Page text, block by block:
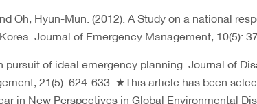
Oh, Hyun-Mun. (2012). A Study on a national
Journal of Emergency Management, 10(5):
pursuit of ideal emergency planning. Journal of
21(5): 624-633. ★This article has been
in New Perspectives in Global Environmental